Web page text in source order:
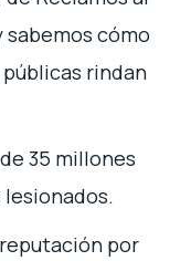
cómo
rindan
35 millones
por